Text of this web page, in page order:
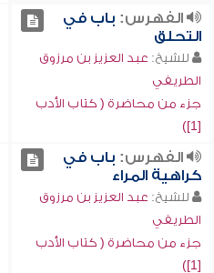
الفهرس: باب في
التحلق
للشيخ: عبد العزيز بن مرزوق
الطريفي
جزء من محاضرة ( كتاب الأدب
[1])
الفهرس: باب في
كراهية المراء
للشيخ: عبد العزيز بن مرزوق
الطريفي
جزء من محاضرة ( كتاب الأدب
[1])